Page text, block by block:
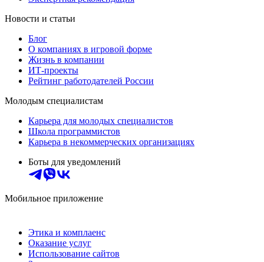
Новости и статьи
Блог
О компаниях в игровой форме
Жизнь в компании
ИТ-проекты
Рейтинг работодателей России
Молодым специалистам
Карьера для молодых специалистов
Школа программистов
Карьера в некоммерческих организациях
Боты для уведомлений
Мобильное приложение
Этика и комплаенс
Оказание услуг
Использование сайтов